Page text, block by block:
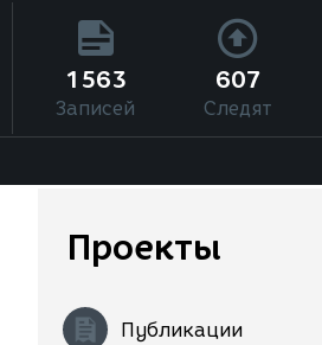
1563
Записей
607
Следят
Проекты
Публикации